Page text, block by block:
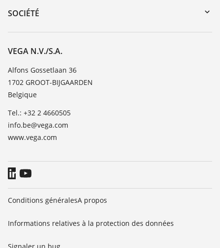
DTM Collection/PACTware
Formations
Liste de compatibilité chimique
TeamViewer
SOCIÉTÉ
Carrière
À propos de VEGA
Contact
News
Presse
Blog
VEGA N.V./S.A.
Alfons Gossetlaan 36
1702 GROOT-BIJGAARDEN
Belgique
Tel.: +32 2 4660505
info.be@vega.com
www.vega.com
Conditions généralesA propos
Informations relatives à la protection des données